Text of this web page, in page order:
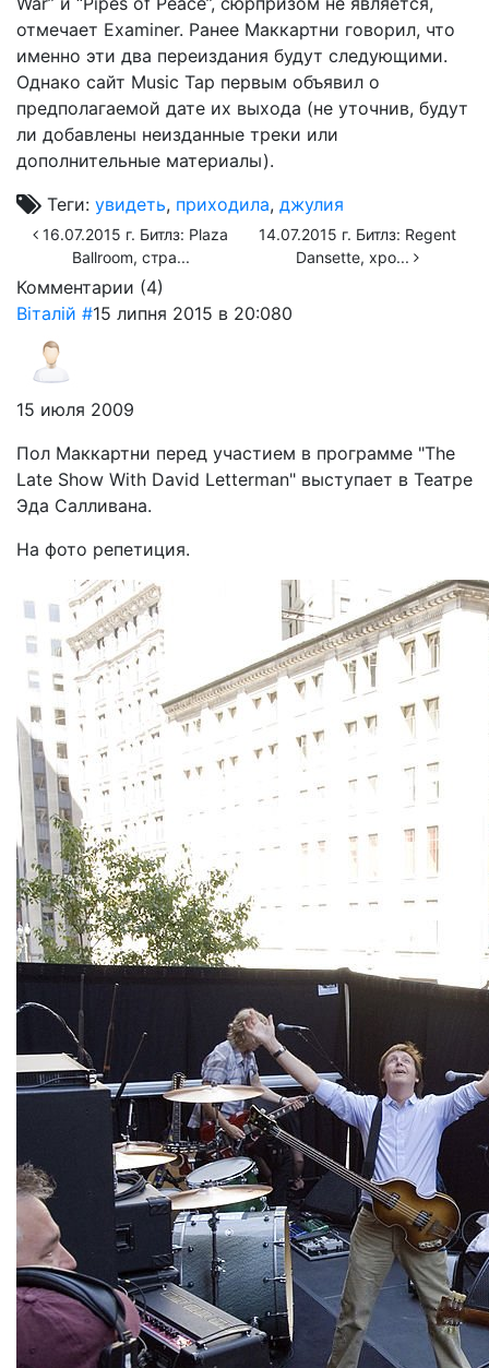
отмечает Examiner. Ранее Маккартни говорил, что
именно эти два переиздания будут следующими.
Однако сайт Music Tap первым объявил о
предполагаемой дате их выхода (не уточнив, будут
ли добавлены неизданные треки или
дополнительные материалы).
Теги: увидеть, приходила, джулия
16.07.2015 г. Битлз: Plaza
Ballroom, стра...
14.07.2015 г. Битлз: Regent
Dansette, хро...
Комментарии (4)
Віталій #15 липня 2015 в 20:080
15 июля 2009
Пол Маккартни перед участием в программе "The
Late Show With David Letterman" выступает в Театре
Эда Салливана.
На фото репетиция.